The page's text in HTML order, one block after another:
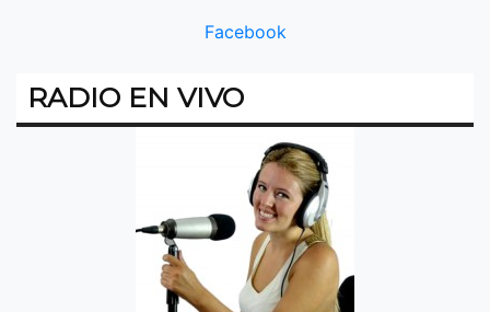
Facebook
RADIO EN VIVO